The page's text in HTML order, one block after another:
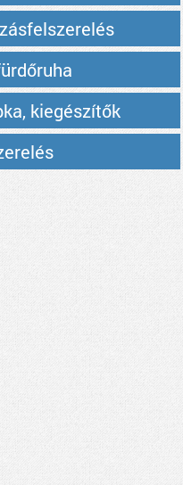
kiegészítők